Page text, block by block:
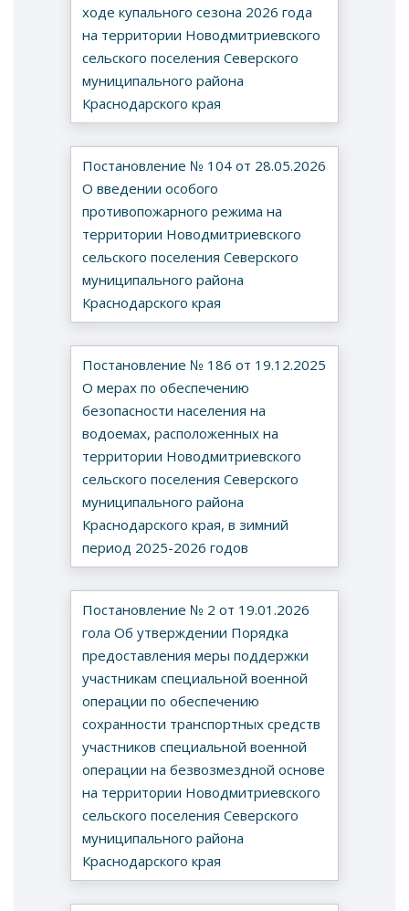
ходе купального сезона 2026 года
на территории Новодмитриевского
сельского поселения Северского
муниципального района
Краснодарского края
Постановление № 104 от 28.05.2026
О введении особого
противопожарного режима на
территории Новодмитриевского
сельского поселения Северского
муниципального района
Краснодарского края
Постановление № 186 от 19.12.2025
О мерах по обеспечению
безопасности населения на
водоемах, расположенных на
территории Новодмитриевского
сельского поселения Северского
муниципального района
Краснодарского края, в зимний
период 2025-2026 годов
Постановление № 2 от 19.01.2026
гола Об утверждении Порядка
предоставления меры поддержки
участникам специальной военной
операции по обеспечению
сохранности транспортных средств
участников специальной военной
операции на безвозмездной основе
на территории Новодмитриевского
сельского поселения Северского
муниципального района
Краснодарского края